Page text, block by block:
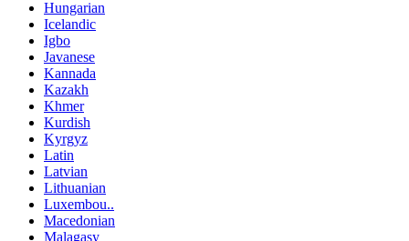
Hungarian
Icelandic
Igbo
Javanese
Kannada
Kazakh
Khmer
Kurdish
Kyrgyz
Latin
Latvian
Lithuanian
Luxembou..
Macedonian
Malagasy